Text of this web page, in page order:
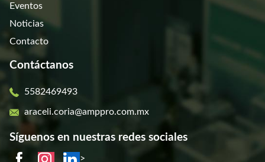
Eventos
Noticias
Contacto
Contáctanos
5582469493
araceli.coria@amppro.com.mx
Síguenos en nuestras redes sociales
>